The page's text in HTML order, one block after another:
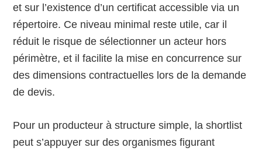
et sur l’existence d’un certificat accessible via un
répertoire. Ce niveau minimal reste utile, car il
réduit le risque de sélectionner un acteur hors
périmètre, et il facilite la mise en concurrence sur
des dimensions contractuelles lors de la demande
de devis.
Pour un producteur à structure simple, la shortlist
peut s’appuyer sur des organismes figurant